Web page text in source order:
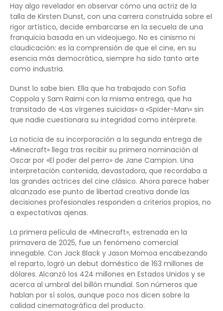
Hay algo revelador en observar cómo una actriz de la
talla de Kirsten Dunst, con una carrera construida sobre el
rigor artístico, decide embarcarse en la secuela de una
franquicia basada en un videojuego. No es cinismo ni
claudicación: es la comprensión de que el cine, en su
esencia más democrática, siempre ha sido tanto arte
como industria.
Dunst lo sabe bien. Ella que ha trabajado con Sofia
Coppola y Sam Raimi con la misma entrega, que ha
transitado de «Las vírgenes suicidas» a «Spider-Man» sin
que nadie cuestionara su integridad como intérprete.
La noticia de su incorporación a la segunda entrega de
«Minecraft» llega tras recibir su primera nominación al
Oscar por «El poder del perro» de Jane Campion. Una
interpretación contenida, devastadora, que recordaba a
las grandes actrices del cine clásico. Ahora parece haber
alcanzado ese punto de libertad creativa donde las
decisiones profesionales responden a criterios propios, no
a expectativas ajenas.
La primera película de «Minecraft», estrenada en la
primavera de 2025, fue un fenómeno comercial
innegable. Con Jack Black y Jason Momoa encabezando
el reparto, logró un debut doméstico de 163 millones de
dólares. Alcanzó los 424 millones en Estados Unidos y se
acerca al umbral del billón mundial. Son números que
hablan por sí solos, aunque poco nos dicen sobre la
calidad cinematográfica del producto.